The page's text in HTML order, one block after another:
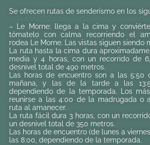
Se ofrecen rutas de senderismo en los
– Le Morne: llega a la cima y
tómatelo con calma recorriendo el
rodea Le Morne. Las vistas siguen siendo
La ruta hasta la cima dura
media y 4 horas, con un recorrido de
desnivel total de 490 metros.
Las horas de encuentro son a las
mañana, y las de la tarde a las
dependiendo de la temporada. Los
reunirse a las 4:00 de la madrugada o
ruta al amanecer.
La ruta fácil dura 3 horas, con un
un desnivel total de 350 metros.
Las horas de encuentro (de lunes a
las 8:00, dependiendo de la temporada.